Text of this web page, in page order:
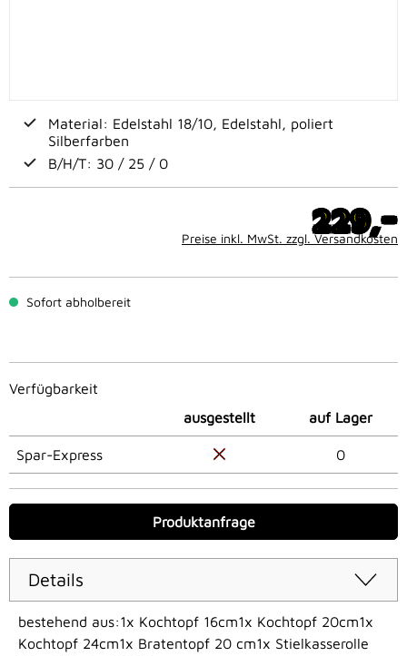
Material: Edelstahl 18/10, Edelstahl, poliert
Silberfarben
B/H/T: 30 / 25 / 0
229,-
Preise inkl. MwSt. zzgl. Versandkosten
Sofort abholbereit
Verfügbarkeit
ausgestellt
auf Lager
Spar-Express 0
Produktanfrage
Details
bestehend aus:1x Kochtopf 16cm1x Kochtopf 20cm1x
Kochtopf 24cm1x Bratentopf 20 cm1x Stielkasserolle